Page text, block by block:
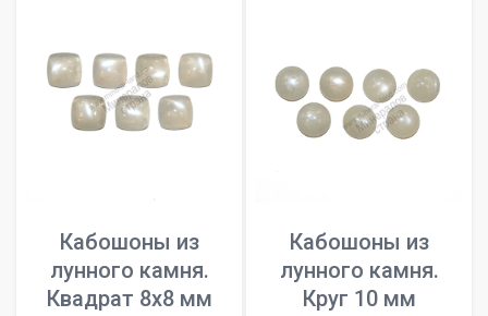
Кабошоны из
лунного камня.
Квадрат 8х8 мм
Кабошоны из
лунного камня.
Круг 10 мм